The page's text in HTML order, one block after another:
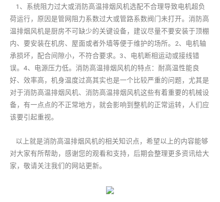
1、系统阻力过大或消防高温排烟风机选配不合理导致电机超负
荷运行，原因是管网阻力系数过大或管路系数阀门未打开。消防高
温排烟风机是厨房不可缺少的关键设备，建议尽量不要安装于顶棚
内、要安装在机房、屋面或者外墙等便于维护的场所。2、电机轴
承损坏，配合间隙小，不符合要求。3、电机断相运动或接线错
误。4、电源压力低。消防高温排烟风机的特点：耐高温性能良
好、效率高，机身温度过高其实也是一个比较严重的问题，尤其是
对于消防高温排烟风机、消防高温排烟风机这些有着重要的机械设
备，有一点点的不正常地方，就会影响到整机的正常运转，人们应
该要引起重视。
以上就是消防高温排烟风机的相关知识点，希望以上的内容能够
对大家有所帮助，感谢您的观看和支持，后期会整理更多资讯给大
家，敬请关注我们的网站更新。